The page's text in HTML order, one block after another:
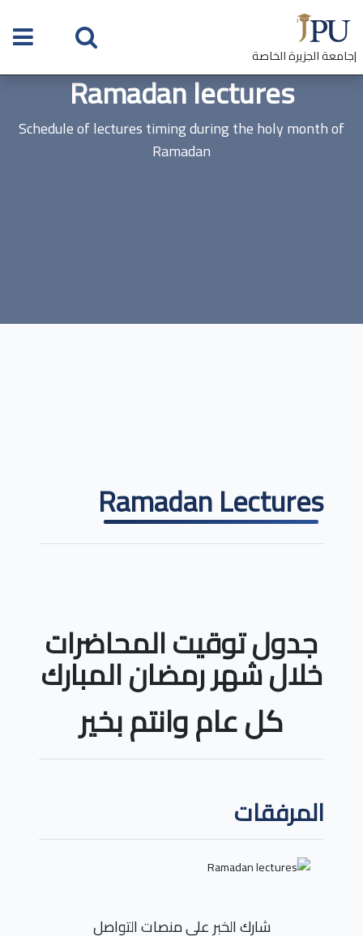
|جامعة الجزيرة الخاصة
Ramadan lectures
Schedule of lectures timing during the holy month of
Ramadan
Ramadan Lectures
جدول توقيت المحاضرات
خلال شهر رمضان المبارك
كل عام وانتم بخير
المرفقات
شارك الخبر على منصات التواصل